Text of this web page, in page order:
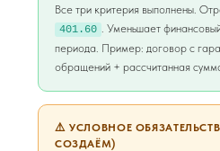
Все три критерия выполнены.
401.60
. Уменьшает
периода. Пример: договор с
обращений + рассчитанная
⚠️ УСЛОВНОЕ
СОЗДАЁМ)